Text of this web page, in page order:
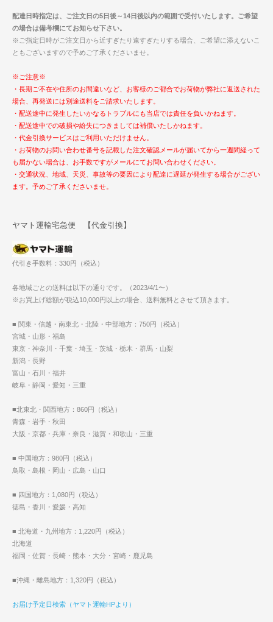
配達日時指定は、ご注文日の5日後～14日後以内の範囲で受付いたします。ご希望
の場合は備考欄にてお知らせ下さい。
※ご指定日時がご注文日から近すぎたり遠すぎたりする場合、ご希望に添えないこ
ともございますので予めご了承くださいませ。
※ご注意※
・長期ご不在や住所のお間違いなど、お客様のご都合でお荷物が弊社に返送された
場合、再発送には別途送料をご請求いたします。
・配送途中に発生したいかなるトラブルにも当店では責任を負いかねます。
・配送途中での破損や紛失につきましては補償いたしかねます。
・代金引換サービスはご利用いただけません。
・お荷物のお問い合わせ番号を記載した注文確認メールが届いてから一週間経って
も届かない場合は、お手数ですがメールにてお問い合わせください。
・交通状況、地域、天災、事故等の要因により配達に遅延が発生する場合がござい
ます。予めご了承くださいませ。
ヤマト運輸宅急便 【代金引換】
代引き手数料：330円（税込）
各地域ごとの送料は以下の通りです。（2023/4/1〜）
※お買上げ総額が税込10,000円以上の場合、送料無料とさせて頂きます。
■ 関東・信越・南東北・北陸・中部地方：750円（税込）
宮城・山形・福島
東京・神奈川・千葉・埼玉・茨城・栃木・群馬・山梨
新潟・長野
富山・石川・福井
岐阜・静岡・愛知・三重
■北東北・関西地方：860円（税込）
青森・岩手・秋田
大阪・京都・兵庫・奈良・滋賀・和歌山・三重
■ 中国地方：980円（税込）
鳥取・島根・岡山・広島・山口
■ 四国地方：1,080円（税込）
徳島・香川・愛媛・高知
■ 北海道・九州地方：1,220円（税込）
北海道
福岡・佐賀・長崎・熊本・大分・宮崎・鹿児島
■沖縄・離島地方：1,320円（税込）
お届け予定日検索（ヤマト運輸HPより）